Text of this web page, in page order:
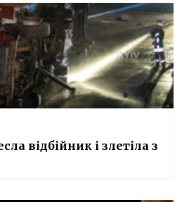
відбійник і злетіла з